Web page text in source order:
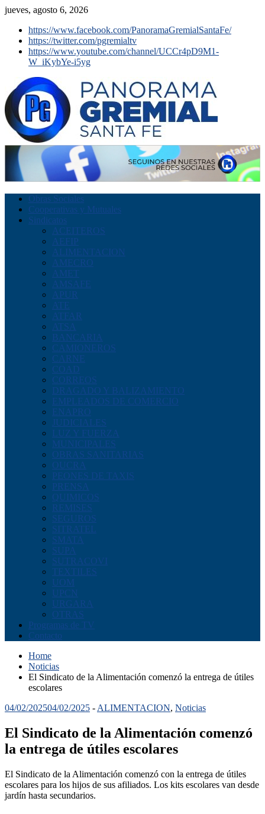
jueves, agosto 6, 2026
https://www.facebook.com/PanoramaGremialSantaFe/
https://twitter.com/pgremialtv
https://www.youtube.com/channel/UCCr4pD9M1-
W_iKybYe-i5yg
Obras Sociales
Cooperativas y Mutuales
Sindicatos
ACEITEROS
AEFIP
ALIMENTACION
AMECRO
AMET
AMSAFE
APUR
ATE
ATFAR
ATSA
BANCARIA
CAMIONEROS
CARNE
COAD
CORREOS
DRAGADO Y BALIZAMIENTO
EMPLEADOS DE COMERCIO
ENAPRO
JUDICIALES
LUZ Y FUERZA
MUNICIPALES
OBRAS SANITARIAS
OUCRA
PEONES DE TAXIS
PRENSA
QUIMICOS
REMISES
SEGUROS
SITRATEL
SMATA
SUPA
SUTRACOVI
TEXTILES
UOM
UPCN
URGARA
OTRAS
Programas de TV
Contacto
Home
Noticias
El Sindicato de la Alimentación comenzó la entrega de útiles
escolares
04/02/202504/02/2025 - ALIMENTACION, Noticias
El Sindicato de la Alimentación comenzó
la entrega de útiles escolares
El Sindicato de la Alimentación comenzó con la entrega de útiles
escolares para los hijos de sus afiliados. Los kits escolares van desde
jardín hasta secundarios.